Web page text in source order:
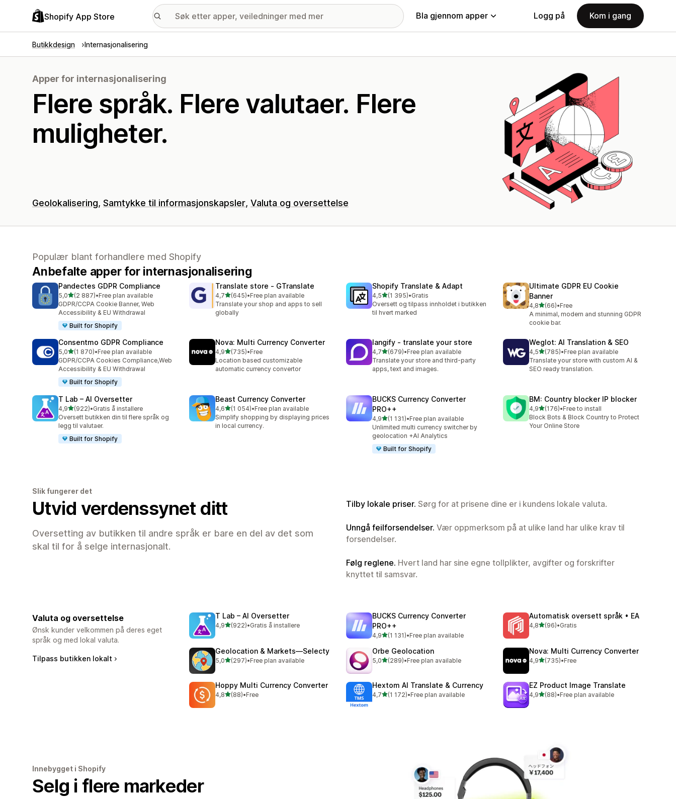
Shopify App Store Bla gjennom apper Logg på Kom i gang
Butikkdesign Internasjonalisering
Apper for internasjonalisering
Flere språk. Flere valutaer. Flere
muligheter.
Geolokalisering Samtykke til informasjonskapsler Valuta og oversettelse
Populær blant forhandlere med Shopify
Anbefalte apper for internasjonalisering
Pandectes GDPR Compliance
5,0av 5 stjerner
(2 887)
Totalt 2887 omtaler
•Free plan available
GDPR/CCPA Cookie Banner, Web
Accessibility & EU Withdrawal
Built for Shopify
Translate store ‑ GTranslate
4,7av 5 stjerner
(645)
Totalt 645 omtaler
•Free plan available
Translate your shop and apps to sell
globally
Shopify Translate & Adapt
4,5av 5 stjerner
(1 395)
Totalt 1395 omtaler
•Gratis
Oversett og tilpass innholdet i butikken
til hvert marked
Ultimate GDPR EU Cookie
Banner
4,8av 5 stjerner
(66)
Totalt 66 omtaler
•Free
A minimal, modern and stunning GDPR
cookie bar.
Consentmo GDPR Compliance
5,0av 5 stjerner
(1 870)
Totalt 1870 omtaler
•Free plan available
GDPR/CCPA Cookies Compliance,Web
Accessibility & EU Withdrawal
Built for Shopify
Nova: Multi Currency Converter
4,9av 5 stjerner
(735)
Totalt 735 omtaler
•Free
Location based customizable
automatic currency convertor
langify ‑ translate your store
4,7av 5 stjerner
(679)
Totalt 679 omtaler
•Free plan available
Translate your store and third-party
apps, text and images.
Weglot: AI Translation & SEO
4,5av 5 stjerner
(785)
Totalt 785 omtaler
•Free plan available
Translate your store with custom AI &
SEO ready translation.
T Lab – AI Oversetter
4,9av 5 stjerner
(922)
Totalt 922 omtaler
•Gratis å installere
Oversett butikken din til flere språk og
legg til valutaer.
Built for Shopify
Beast Currency Converter
4,6av 5 stjerner
(1 054)
Totalt 1054 omtaler
•Free plan available
Simplify shopping by displaying prices
in local currency.
BUCKS Currency Converter
PRO++
4,9av 5 stjerner
(1 131)
Totalt 1131 omtaler
•Free plan available
Unlimited multi currency switcher by
geolocation +AI Analytics
Built for Shopify
BM: Country blocker IP blocker
4,9av 5 stjerner
(176)
Totalt 176 omtaler
•Free to install
Block Bots & Block Country to Protect
Your Online Store
Slik fungerer det
Utvid verdenssynet ditt
Oversetting av butikken til andre språk er bare en del av det som
skal til for å selge internasjonalt.
Tilby lokale priser. Sørg for at prisene dine er i kundens lokale valuta.
Unngå feilforsendelser. Vær oppmerksom på at ulike land har ulike krav til
forsendelser.
Følg reglene. Hvert land har sine egne tollplikter, avgifter og forskrifter
knyttet til samsvar.
Valuta og oversettelse
Ønsk kunder velkommen på deres eget
språk og med lokal valuta.
Tilpass butikken lokalt
T Lab – AI Oversetter
4,9av 5 stjerner
(922)
Totalt 922 omtaler
•Gratis å installere
BUCKS Currency Converter
PRO++
4,9av 5 stjerner
(1 131)
Totalt 1131 omtaler
•Free plan available
Automatisk oversett språk • EA
4,8av 5 stjerner
(96)
Totalt 96 omtaler
•Gratis
Geolocation & Markets—Selecty
5,0av 5 stjerner
(297)
Totalt 297 omtaler
•Free plan available
Orbe Geolocation
5,0av 5 stjerner
(289)
Totalt 289 omtaler
•Free plan available
Nova: Multi Currency Converter
4,9av 5 stjerner
(735)
Totalt 735 omtaler
•Free
Hoppy Multi Currency Converter
4,8av 5 stjerner
(88)
Totalt 88 omtaler
•Free
Hextom AI Translate & Currency
4,7av 5 stjerner
(1 172)
Totalt 1172 omtaler
•Free plan available
EZ Product Image Translate
4,9av 5 stjerner
(88)
Totalt 88 omtaler
•Free plan available
Innebygget i Shopify
Selg i flere markeder